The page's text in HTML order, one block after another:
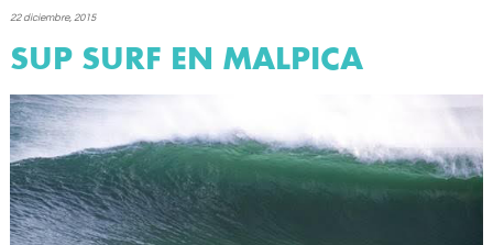
22 diciembre, 2015
SUP SURF EN MALPICA